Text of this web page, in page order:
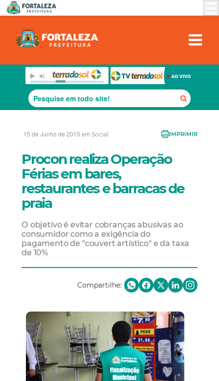
15 de Junho de 2015 em Social IMPRIMIR
Procon realiza Operação
Férias em bares,
restaurantes e barracas de
praia
O objetivo é evitar cobranças abusivas ao
consumidor como a exigência do
pagamento de "couvert artístico" e da taxa
de 10%
Compartilhe: